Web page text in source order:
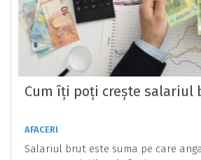
Cum îți poți crește salariul
AFACERI
Salariul brut este suma pe care